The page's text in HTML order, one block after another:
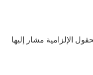
الإلزامية مشار إليها